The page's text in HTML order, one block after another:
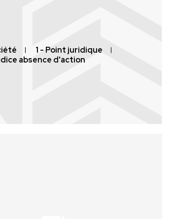
1 - Point juridique
absence d'action